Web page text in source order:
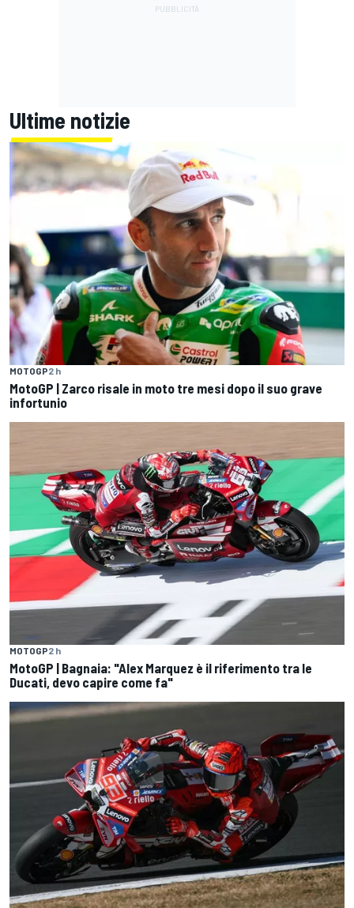
Ultime notizie
MOTOGP2 h
MotoGP | Zarco risale in moto tre mesi dopo il suo grave
infortunio
MOTOGP2 h
MotoGP | Bagnaia: "Alex Marquez è il riferimento tra le
Ducati, devo capire come fa"